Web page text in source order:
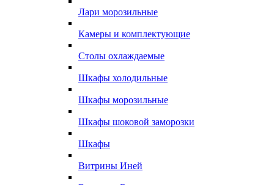
Лари морозильные
Камеры и комплектующие
Столы охлаждаемые
Шкафы холодильные
Шкафы морозильные
Шкафы шоковой заморозки
Шкафы
Витрины Иней